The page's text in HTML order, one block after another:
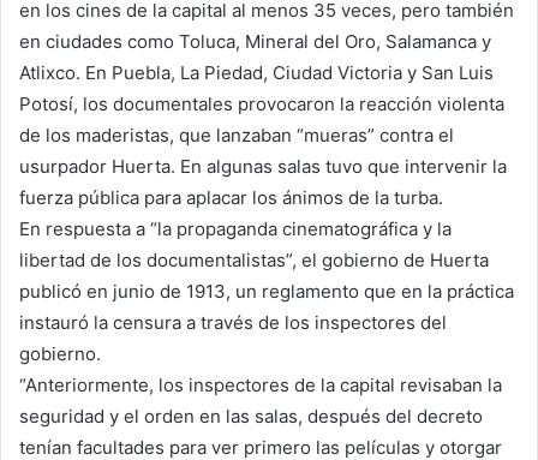
en los cines de la capital al menos 35 veces, pero también
en ciudades como Toluca, Mineral del Oro, Salamanca y
Atlixco. En Puebla, La Piedad, Ciudad Victoria y San Luis
Potosí, los documentales provocaron la reacción violenta
de los maderistas, que lanzaban “mueras” contra el
usurpador Huerta. En algunas salas tuvo que intervenir la
fuerza pública para aplacar los ánimos de la turba.
En respuesta a “la propaganda cinematográfica y la
libertad de los documentalistas”, el gobierno de Huerta
publicó en junio de 1913, un reglamento que en la práctica
instauró la censura a través de los inspectores del
gobierno.
“Anteriormente, los inspectores de la capital revisaban la
seguridad y el orden en las salas, después del decreto
tenían facultades para ver primero las películas y otorgar